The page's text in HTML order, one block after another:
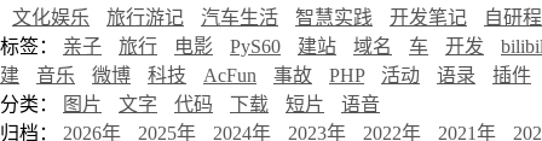
文化娱乐
旅行游记 汽车生活 智慧实践 开发笔记
自研
标签： 亲子 旅行 电影 PyS60 建站 域名 车 开发
建
音乐 微博 科技 AcFun 事故 PHP 活动 语录
插件
分类：
图片 文字 代码 下载 短片
语音
归档： 2026年 2025年 2024年 2023年 2022年 2021年